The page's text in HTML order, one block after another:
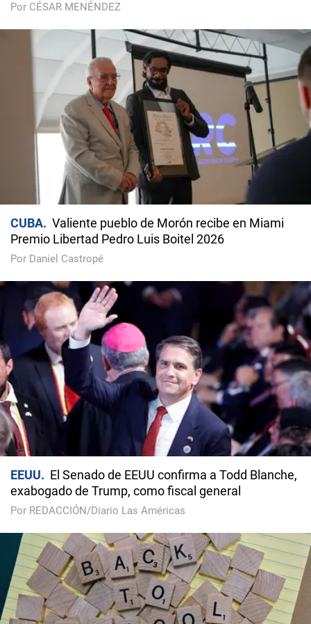
Por CÉSAR MENÉNDEZ
CUBA
Valiente pueblo de Morón recibe en Miami
Premio Libertad Pedro Luis Boitel 2026
Por Daniel Castropé
EEUU
El Senado de EEUU confirma a Todd Blanche,
exabogado de Trump, como fiscal general
Por REDACCIÓN/Diario Las Américas